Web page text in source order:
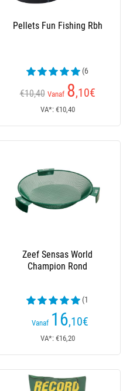
Pellets Fun Fishing Rbh
(6
beoordelingen)
€10,40 Vanaf 8,10€
VA*: €10,40
Zeef Sensas World
Champion Rond
(1
beoordelingen)
Vanaf 16,10€
VA*: €16,20